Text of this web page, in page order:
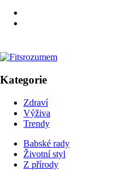
Kategorie
Zdraví
Výživa
Trendy
Babské rady
Životní styl
Z přírody